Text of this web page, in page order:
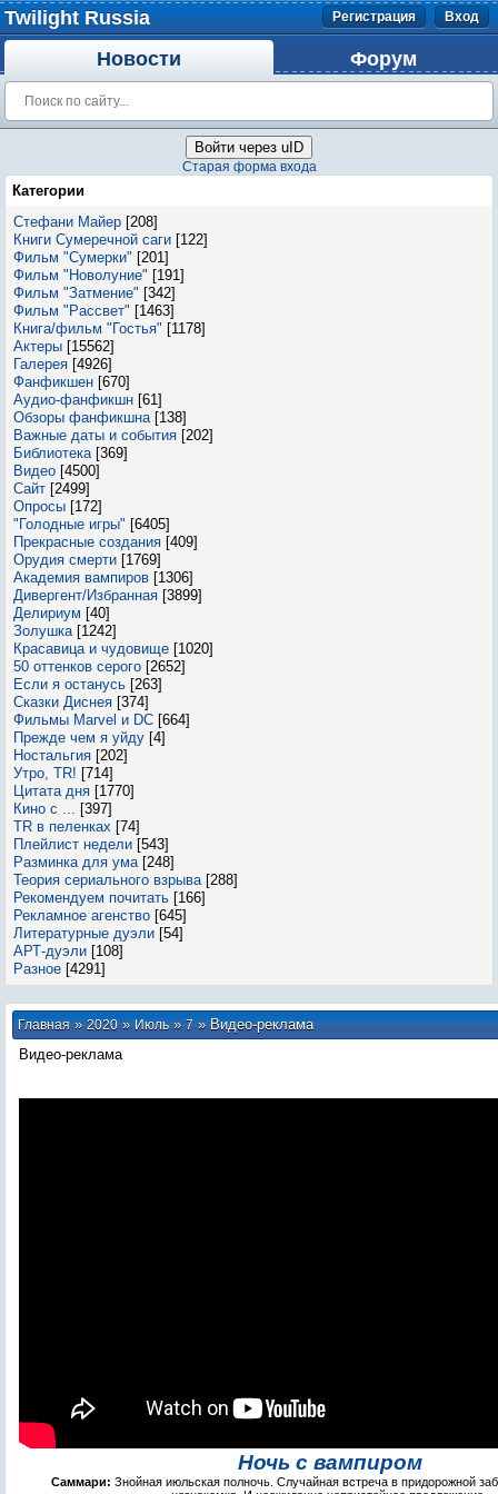
Twilight Russia Регистрация Вход
Новости Форум
Войти через uID
Старая форма входа
Категории
Стефани Майер [208]
Книги Сумеречной саги [122]
Фильм "Сумерки" [201]
Фильм "Новолуние" [191]
Фильм "Затмение" [342]
Фильм "Рассвет" [1463]
Книга/фильм "Гостья" [1178]
Актеры [15562]
Галерея [4926]
Фанфикшен [670]
Аудио-фанфикшн [61]
Обзоры фанфикшна [138]
Важные даты и события [202]
Библиотека [369]
Видео [4500]
Сайт [2499]
Опросы [172]
"Голодные игры" [6405]
Прекрасные создания [409]
Орудия смерти [1769]
Академия вампиров [1306]
Дивергент/Избранная [3899]
Делириум [40]
Золушка [1242]
Красавица и чудовище [1020]
50 оттенков серого [2652]
Если я останусь [263]
Сказки Диснея [374]
Фильмы Marvel и DC [664]
Прежде чем я уйду [4]
Ностальгия [202]
Утро, TR! [714]
Цитата дня [1770]
Кино с ... [397]
TR в пеленках [74]
Плейлист недели [543]
Разминка для ума [248]
Теория сериального взрыва [288]
Рекомендуем почитать [166]
Рекламное агенство [645]
Литературные дуэли [54]
АРТ-дуэли [108]
Разное [4291]
Главная»2020 » Июль » 7» Видео-реклама
Видео-реклама
Ночь с вампиром
Саммари: Знойная июльская полночь. Случайная встреча в придорожной